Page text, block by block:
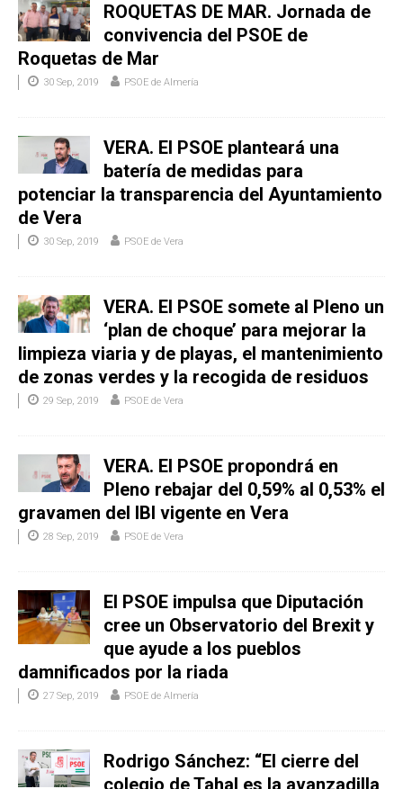
ROQUETAS DE MAR. Jornada de
convivencia del PSOE de
Roquetas de Mar
30 Sep, 2019 PSOE de Almería
VERA. El PSOE planteará una
batería de medidas para
potenciar la transparencia del Ayuntamiento
de Vera
30 Sep, 2019 PSOE de Vera
VERA. El PSOE somete al Pleno un
‘plan de choque’ para mejorar la
limpieza viaria y de playas, el mantenimiento
de zonas verdes y la recogida de residuos
29 Sep, 2019 PSOE de Vera
VERA. El PSOE propondrá en
Pleno rebajar del 0,59% al 0,53% el
gravamen del IBI vigente en Vera
28 Sep, 2019 PSOE de Vera
El PSOE impulsa que Diputación
cree un Observatorio del Brexit y
que ayude a los pueblos
damnificados por la riada
27 Sep, 2019 PSOE de Almería
Rodrigo Sánchez: “El cierre del
colegio de Tahal es la avanzadilla